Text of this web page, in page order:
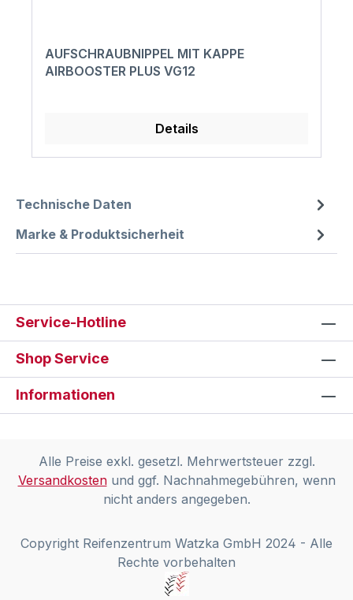
AUFSCHRAUBNIPPEL MIT KAPPE
AIRBOOSTER PLUS VG12
Details
Technische Daten
Marke & Produktsicherheit
Service-Hotline
Shop Service
Informationen
Alle Preise exkl. gesetzl. Mehrwertsteuer zzgl.
Versandkostenund ggf. Nachnahmegebühren, wenn
nicht anders angegeben.
Copyright Reifenzentrum Watzka GmbH 2024 - Alle
Rechte vorbehalten